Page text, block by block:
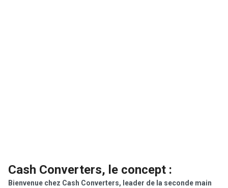
Cash Converters, le concept :
Bienvenue chez Cash Converters, leader de la seconde main